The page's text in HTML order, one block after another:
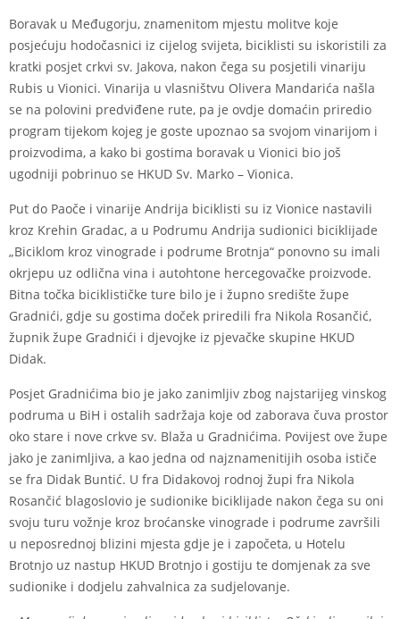
Boravak u Međugorju, znamenitom mjestu molitve koje
posjećuju hodočasnici iz cijelog svijeta, biciklisti su iskoristili za
kratki posjet crkvi sv. Jakova, nakon čega su posjetili vinariju
Rubis u Vionici. Vinarija u vlasništvu Olivera Mandarića našla
se na polovini predviđene rute, pa je ovdje domaćin priredio
program tijekom kojeg je goste upoznao sa svojom vinarijom i
proizvodima, a kako bi gostima boravak u Vionici bio još
ugodniji pobrinuo se HKUD Sv. Marko – Vionica.
Put do Paoče i vinarije Andrija biciklisti su iz Vionice nastavili
kroz Krehin Gradac, a u Podrumu Andrija sudionici biciklijade
„Biciklom kroz vinograde i podrume Brotnja“ ponovno su imali
okrjepu uz odlična vina i autohtone hercegovačke proizvode.
Bitna točka biciklističke ture bilo je i župno središte župe
Gradnići, gdje su gostima doček priredili fra Nikola Rosančić,
župnik župe Gradnići i djevojke iz pjevačke skupine HKUD
Didak.
Posjet Gradnićima bio je jako zanimljiv zbog najstarijeg vinskog
podruma u BiH i ostalih sadržaja koje od zaborava čuva prostor
oko stare i nove crkve sv. Blaža u Gradnićima. Povijest ove župe
jako je zanimljiva, a kao jedna od najznamenitijih osoba ističe
se fra Didak Buntić. U fra Didakovoj rodnoj župi fra Nikola
Rosančić blagoslovio je sudionike biciklijade nakon čega su oni
svoju turu vožnje kroz broćanske vinograde i podrume završili
u neposrednoj blizini mjesta gdje je i započeta, u Hotelu
Brotnjo uz nastup HKUD Brotnjo i gostiju te domjenak za sve
sudionike i dodjelu zahvalnica za sudjelovanje.